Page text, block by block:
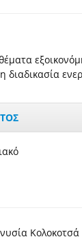
διαδικασία
Κολοκοτσά